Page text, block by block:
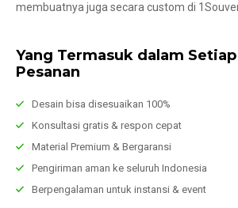
membuatnya juga secara custom di
Yang Termasuk dalam Setiap
Pesanan
Desain bisa disesuaikan 100%
Konsultasi gratis & respon cepat
Material Premium & Bergaransi
Pengiriman aman ke seluruh Indonesia
Berpengalaman untuk instansi & event